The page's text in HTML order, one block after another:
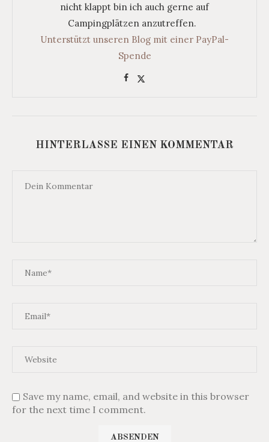
nicht klappt bin ich auch gerne auf
Campingplätzen anzutreffen.
Unterstützt unseren Blog mit einer PayPal-
Spende
HINTERLASSE EINEN KOMMENTAR
Save my name, email, and website in this browser
for the next time I comment.